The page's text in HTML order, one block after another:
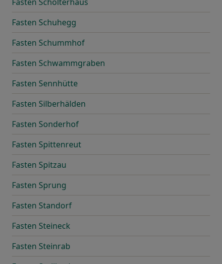
Fasten Schuhegg
Fasten Schummhof
Fasten Schwammgraben
Fasten Sennhütte
Fasten Silberhälden
Fasten Sonderhof
Fasten Spittenreut
Fasten Spitzau
Fasten Sprung
Fasten Standorf
Fasten Steineck
Fasten Steinrab